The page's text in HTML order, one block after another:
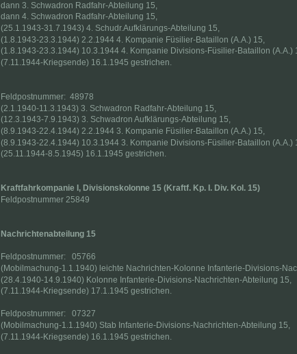
dann 3. Schwadron Radfahr-Abteilung 15,
dann 4. Schwadron Radfahr-Abteilung 15,
(25.1.1943-31.7.1943) 4. Schudr.Aufklärungs-Abteilung 15,
(1.8.1943-23.3.1944) 2.2.1944 4. Kompanie Füsilier-Bataillon (A.A.) 15,
(1.8.1943-23.3.1944) 10.3.1944 4. Kompanie Divisions-Füsilier-Bataillon (A.A.)
(7.11.1944-Kriegsende) 16.1.1945 gestrichen.
Feldpostnummer:  48978
(2.1.1940-11.3.1943) 3. Schwadron Radfahr-Abteilung 15,
(12.3.1943-7.9.1943) 3. Schwadron Aufklärungs-Abteilung 15,
(8.9.1943-22.4.1944) 2.2.1944 3. Kompanie Füsilier-Bataillon (A.A.) 15,
(8.9.1943-22.4.1944) 10.3.1944 3. Kompanie Divisions-Füsilier-Bataillon (A.A.)
(25.11.1944-8.5.1945) 16.1.1945 gestrichen.
Kraftfahrkompanie I, Divisionskolonne 15 (Kraftf. Kp. I. Div. Kol. 15)
Feldpostnummer 25849
Nachrichtenabteilung 15
Feldpostnummer:   05766
(Mobilmachung-1.1.1940) leichte Nachrichten-Kolonne Infanterie-Divisions-
(28.4.1940-14.9.1940) Kolonne Infanterie-Divisions-Nachrichten-Abteilung 15,
(7.11.1944-Kriegsende) 17.1.1945 gestrichen.
Feldpostnummer:   07327
(Mobilmachung-1.1.1940) Stab Infanterie-Divisions-Nachrichten-Abteilung 15,
(7.11.1944-Kriegsende) 16.1.1945 gestrichen.